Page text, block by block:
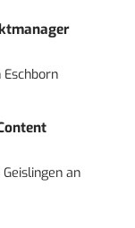
Eschborn
Geislingen an